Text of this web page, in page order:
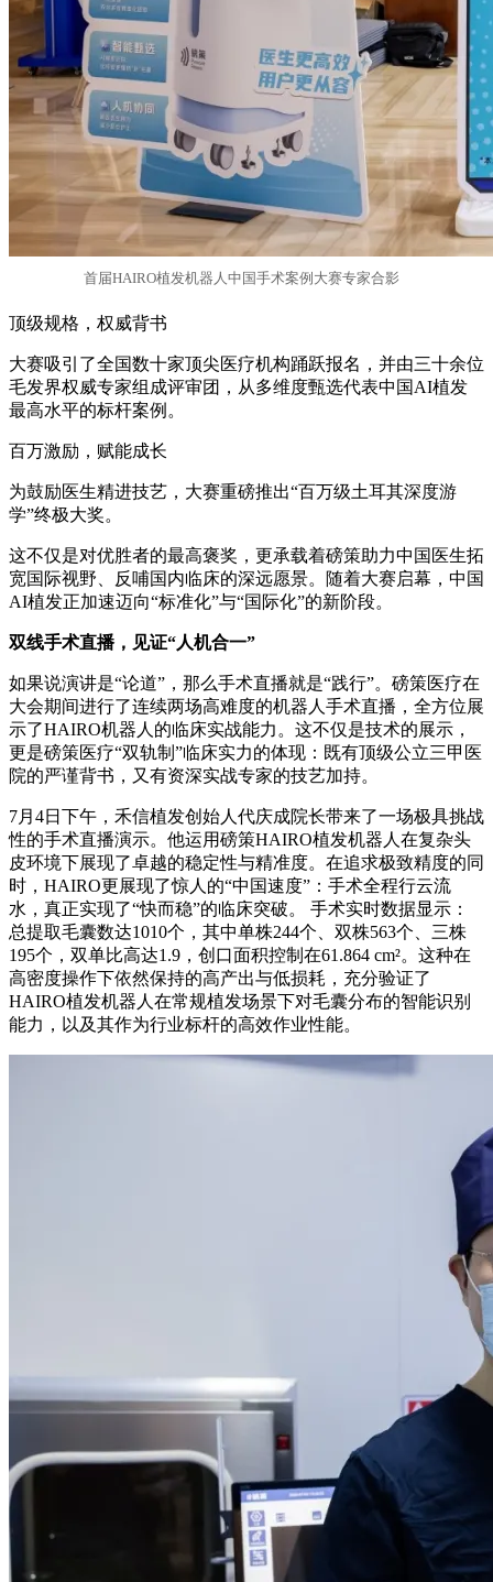
首届HAIRO植发机器人中国手术案例大赛专家合影
顶级规格，权威背书
大赛吸引了全国数十家顶尖医疗机构踊跃报名，并由三十余位
毛发界权威专家组成评审团，从多维度甄选代表中国AI植发
最高水平的标杆案例。
百万激励，赋能成长
为鼓励医生精进技艺，大赛重磅推出“百万级土耳其深度游
学”终极大奖。
这不仅是对优胜者的最高褒奖，更承载着磅策助力中国医生拓
宽国际视野、反哺国内临床的深远愿景。随着大赛启幕，中国
AI植发正加速迈向“标准化”与“国际化”的新阶段。
双线手术直播，见证“人机合一”
如果说演讲是“论道”，那么手术直播就是“践行”。磅策医疗在
大会期间进行了连续两场高难度的机器人手术直播，全方位展
示了HAIRO机器人的临床实战能力。这不仅是技术的展示，
更是磅策医疗“双轨制”临床实力的体现：既有顶级公立三甲医
院的严谨背书，又有资深实战专家的技艺加持。
7月4日下午，禾信植发创始人代庆成院长带来了一场极具挑战
性的手术直播演示。他运用磅策HAIRO植发机器人在复杂头
皮环境下展现了卓越的稳定性与精准度。在追求极致精度的同
时，HAIRO更展现了惊人的“中国速度”：手术全程行云流
水，真正实现了“快而稳”的临床突破。 手术实时数据显示：
总提取毛囊数达1010个，其中单株244个、双株563个、三株
195个，双单比高达1.9，创口面积控制在61.864 cm²。这种在
高密度操作下依然保持的高产出与低损耗，充分验证了
HAIRO植发机器人在常规植发场景下对毛囊分布的智能识别
能力，以及其作为行业标杆的高效作业性能。